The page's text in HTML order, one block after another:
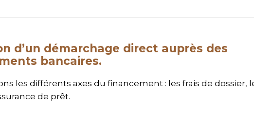
d’un démarchage direct auprès des
bancaires.
les différents axes du financement : les frais de dossier,
de prêt.